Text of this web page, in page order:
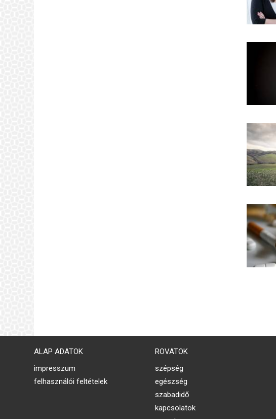
ALAP ADATOK
impresszum
felhasználói feltételek
ROVATOK
szépség
egészség
szabadidő
kapcsolatok